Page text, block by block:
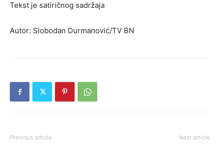
Tekst je satiričnog sadržaja
Autor: Slobodan Durmanović/TV BN
Previous article Next article